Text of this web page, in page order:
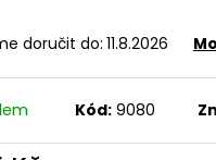
doručit do: 11.8.2026
Kód: 9080